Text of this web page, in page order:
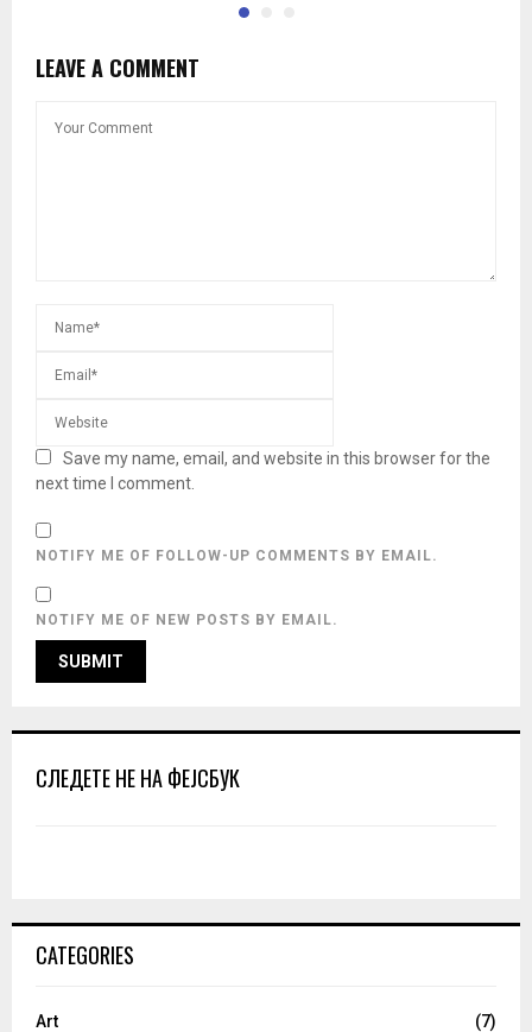
LEAVE A COMMENT
Save my name, email, and website in this browser for the
next time I comment.
NOTIFY ME OF FOLLOW-UP COMMENTS BY EMAIL.
NOTIFY ME OF NEW POSTS BY EMAIL.
СЛЕДЕТЕ НЕ НА ФЕЈСБУК
CATEGORIES
Art
(7)